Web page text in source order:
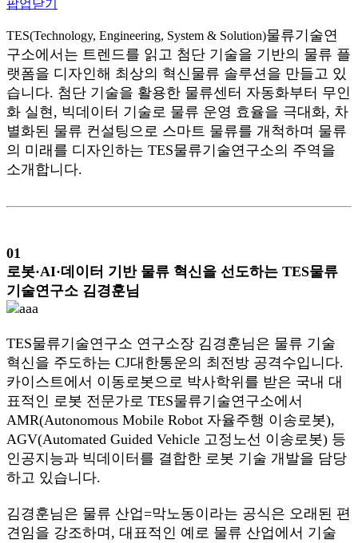
팝업닫기
TES(Technology, Engineering, System & Solution)물류기술연
구소에서는 트렌드를 읽고 첨단 기술을 기반의 물류 플
랫폼을 디자인해 최상의 혁신물류 솔루션을 만들고 있
습니다. 첨단 기술을 활용한 물류센터 자동화부터 무인
화 실현, 빅데이터 기술로 물류 운영 효율을 극대화, 차
별화된 물류 컨설팅으로 스마트 물류를 개척하며 물류
의 미래를 디자인하는 TES물류기술연구소의 주역을
소개합니다.
01
로봇·AI·데이터 기반 물류 혁신을 선도하는 TES물류
기술연구소 김경훈님
TES물류기술연구소 연구소장 김경훈님은 물류 기술
혁신을 주도하는 CJ대한통운의 최전방 공격수입니다.
카이스트에서 이동로봇으로 박사학위를 받은 국내 대
표적인 로봇 전문가로 TES물류기술연구소에서
AMR(Autonomous Mobile Robot 자율주행 이송로봇),
AGV(Automated Guided Vehicle 고정노선 이송로봇) 등
인공지능과 빅데이터를 결합한 로봇 기술 개발을 담당
하고 있습니다.
김경훈님은 물류 산업=막노동이라는 공식은 오래된 편
견임을 강조하며, 대표적인 예로 물류 산업에서 기술